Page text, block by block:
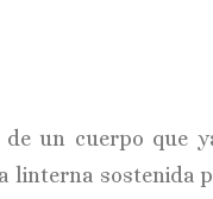
un cuerpo que
linterna sostenida